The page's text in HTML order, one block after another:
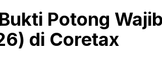
Potong
di Coretax